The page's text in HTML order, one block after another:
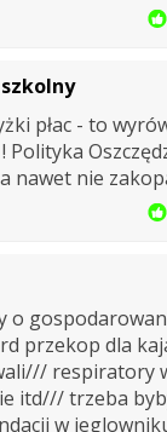
płac - to
Polityka
nawet nie
o
przekop dla
respiratory
itd/// trzeba
w